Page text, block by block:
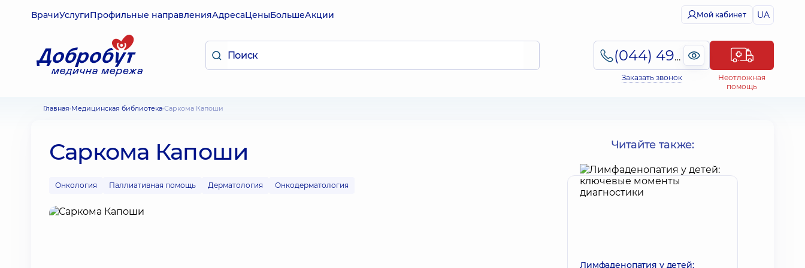
ВрачиУслугиПрофильные направленияАдресаЦеныБольшеАкции Мой кабинет UA
(044) 495-2-888
Заказать звонок
Неотложная
помощь
Главная Медицинская библиотека Саркома Капоши
Саркома Капоши
Онкология Паллиативная помощь Дерматология Онкодерматология
Читайте также:
Лимфаденопатия у детей: